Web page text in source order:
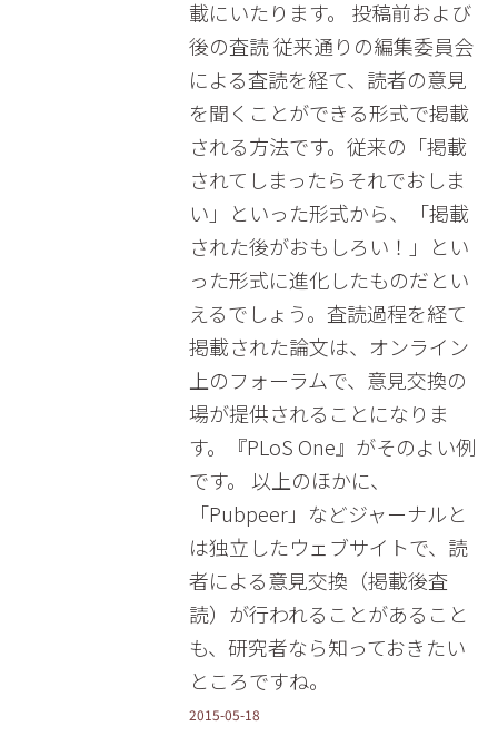
載にいたります。 投稿前および
後の査読 従来通りの編集委員会
による査読を経て、読者の意見
を聞くことができる形式で掲載
される方法です。従来の「掲載
されてしまったらそれでおしま
い」といった形式から、「掲載
された後がおもしろい！」とい
った形式に進化したものだとい
えるでしょう。査読過程を経て
掲載された論文は、オンライン
上のフォーラムで、意見交換の
場が提供されることになりま
す。『PLoS One』がそのよい例
です。 以上のほかに、
「Pubpeer」などジャーナルと
は独立したウェブサイトで、読
者による意見交換（掲載後査
読）が行われることがあること
も、研究者なら知っておきたい
ところですね。
2015-05-18